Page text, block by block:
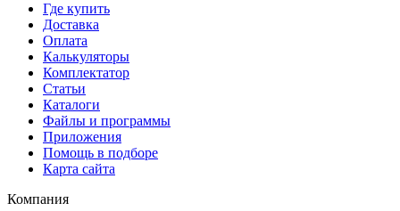
Где купить
Доставка
Оплата
Калькуляторы
Комплектатор
Статьи
Каталоги
Файлы и программы
Приложения
Помощь в подборе
Карта сайта
Компания